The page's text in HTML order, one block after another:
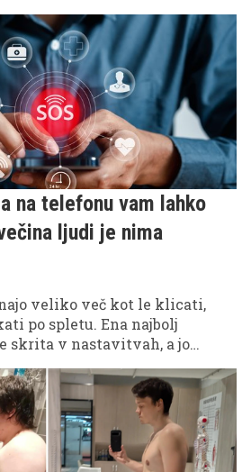
pod gladino.
na telefonu vam lahko
ljudi je nima
veliko več kot le klicati,
po spletu. Ena najbolj
skrita v nastavitvah, a jo
razliko med tem, da pomoč
pa ne.